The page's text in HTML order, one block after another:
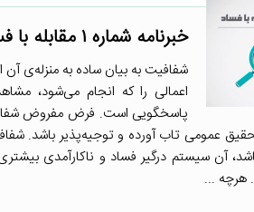
خبرنامه شماره ۱ مقابله با فساد و فقر
شفافیت به بیان ساده به منزله‌ی آن
اعمالی را که انجام می‌شود،
پاسخگویی است. فرض مفروض
عمومی تاب آورده و توجیه‌پذیر باشد.
آن سیستم درگیر فساد و ناکارآمدی
هرچه ...